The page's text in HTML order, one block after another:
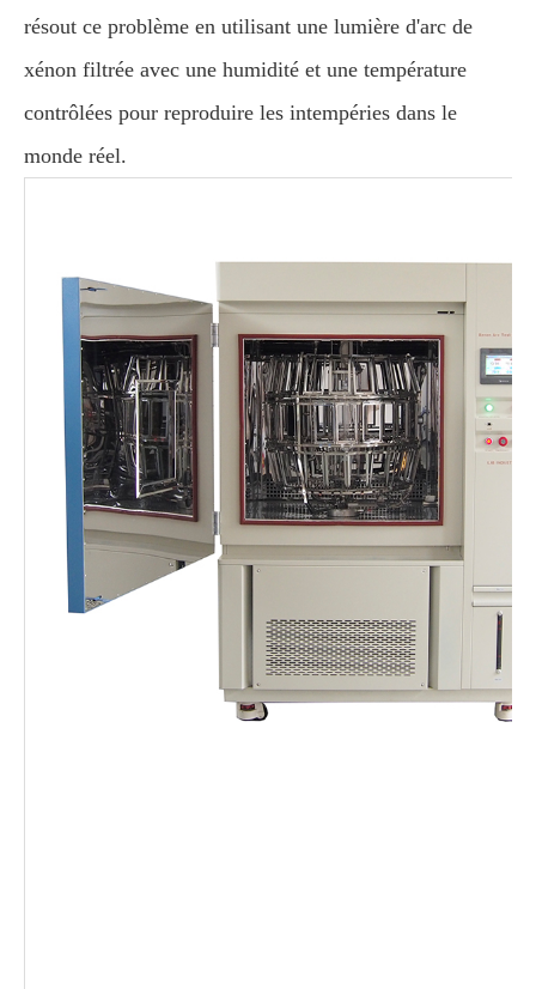
résout ce problème en utilisant une lumière d'arc de
xénon filtrée avec une humidité et une température
contrôlées pour reproduire les intempéries dans le
monde réel.